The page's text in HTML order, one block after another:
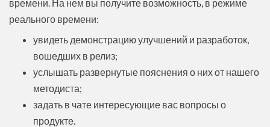
времени. На нем вы получите возможность, в режиме
реального времени:
увидеть демонстрацию улучшений и разработок,
вошедших в релиз;
услышать развернутые пояснения о них от нашего
методиста;
задать в чате интересующие вас вопросы о
продукте.